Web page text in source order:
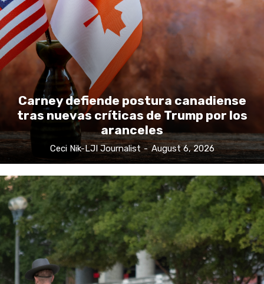
Carney defiende postura canadiense
tras nuevas críticas de Trump por los
aranceles
Ceci Nik-LJI Journalist - August 6, 2026